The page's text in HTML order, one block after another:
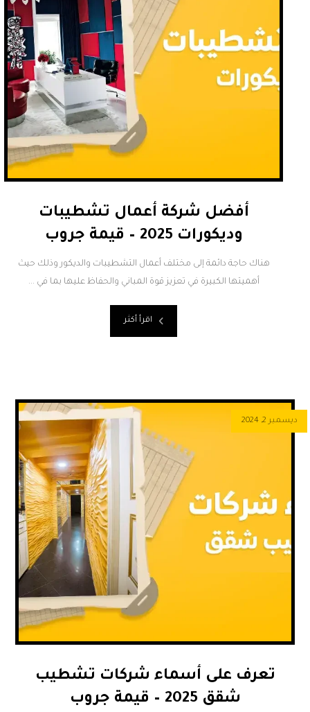
أفضل شركة أعمال تشطيبات
وديكورات 2025 – قيمة جروب
هناك حاجة دائمة إلى مختلف أعمال التشطيبات والديكور وذلك حيث
أهميتها الكبيرة في تعزيز قوة المباني والحفاظ عليها بما في ...
اقرأ أكثر
تعرف على أسماء شركات تشطيب
شقق 2025 – قيمة جروب
ديسمبر 2, 2024